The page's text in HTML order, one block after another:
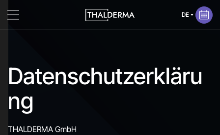
Datenschutzerkläru
ng
THALDERMA GmbH